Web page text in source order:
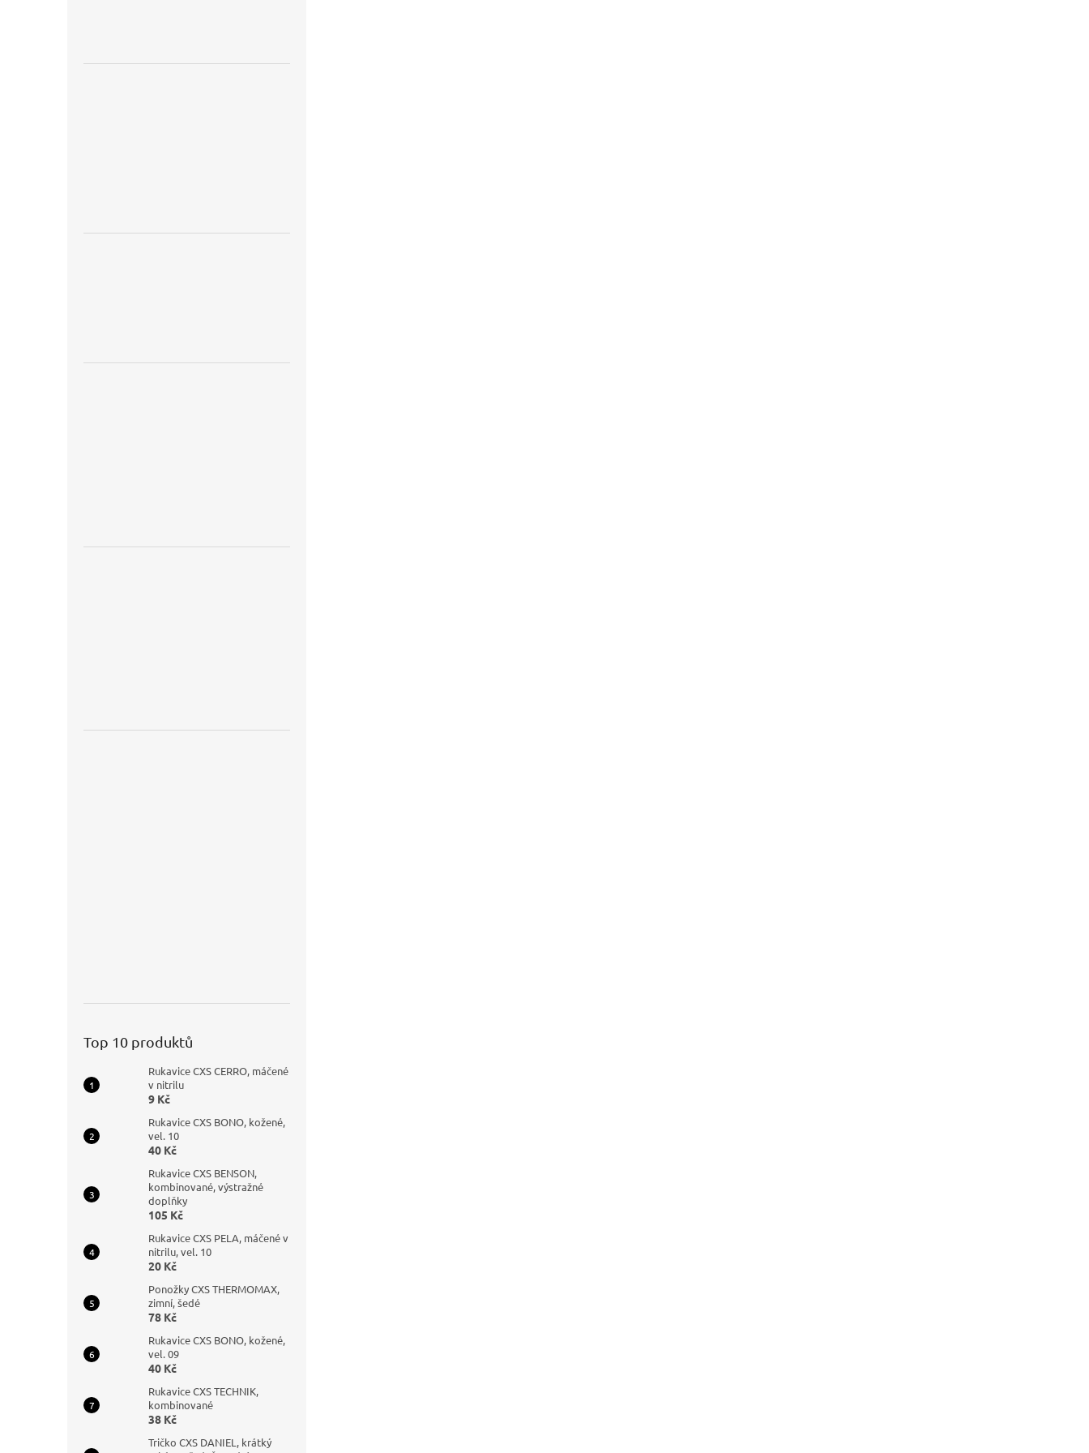
Top 10 produktů
Rukavice CXS CERRO, máčené
v nitrilu
9 Kč
Rukavice CXS BONO, kožené,
vel. 10
40 Kč
Rukavice CXS BENSON,
kombinované, výstražné
doplňky
105 Kč
Rukavice CXS PELA, máčené v
nitrilu, vel. 10
20 Kč
Ponožky CXS THERMOMAX,
zimní, šedé
78 Kč
Rukavice CXS BONO, kožené,
vel. 09
40 Kč
Rukavice CXS TECHNIK,
kombinované
38 Kč
Tričko CXS DANIEL, krátký